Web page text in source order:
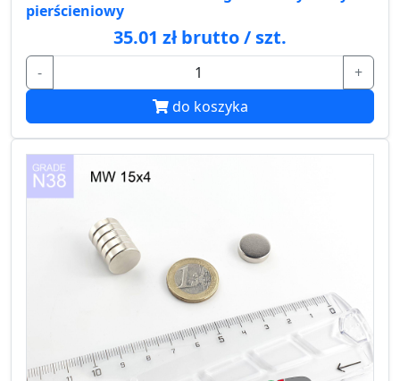
pierścieniowy
35.01 zł brutto / szt.
-
+
do koszyka